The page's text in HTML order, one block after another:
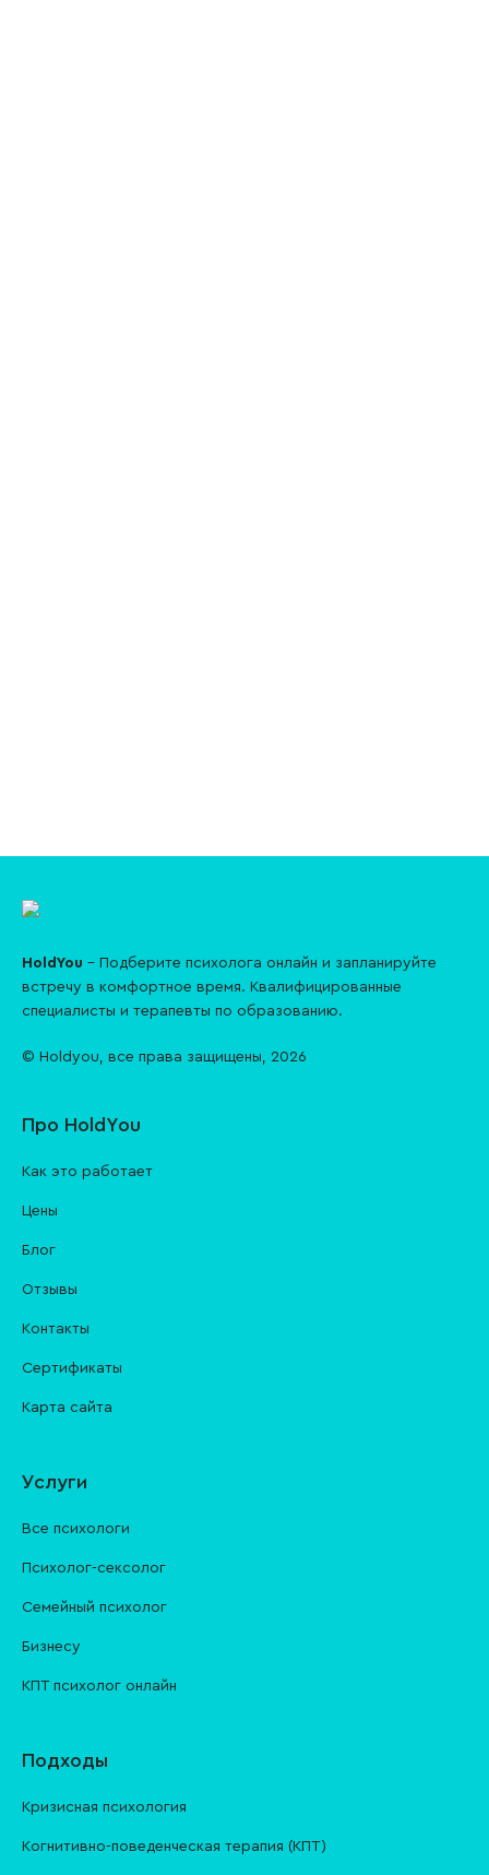
HoldYou – Подберите психолога онлайн и запланируйте
встречу в комфортное время. Квалифицированные
специалисты и терапевты по образованию.
© Holdyou, все права защищены, 2026
Про HoldYou
Как это работает
Цены
Блог
Отзывы
Контакты
Cертификаты
Карта сайта
Услуги
Все психологи
Психолог-сексолог
Семейный психолог
Бизнесу
КПТ психолог онлайн
Подходы
Кризисная психология
Когнитивно-поведенческая терапия (КПТ)